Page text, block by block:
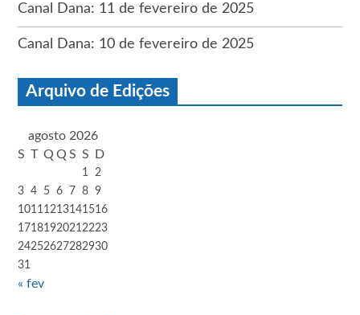
Canal Dana: 11 de fevereiro de 2025
Canal Dana: 10 de fevereiro de 2025
Arquivo de Edições
agosto 2026
S T Q Q S S D
1
2
3 4 5 6 7 8 9
1011 1213141516
1718192021 2223
24252627282930
31
« fev